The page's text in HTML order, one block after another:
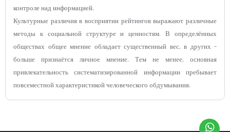
контроле над информацией.
Культурные различия в восприятии рейтингов выражают различные
методы к социальной структуре и ценностям. В определённых
обществах общее мнение обладает существенный вес, в других –
больше признаётся личное мнение. Тем не менее, основная
привлекательность систематизированной информации пребывает
повсеместной характеристикой человеческого обдумывания.